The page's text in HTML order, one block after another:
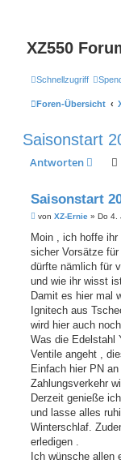
XZ550
Schnellzugriff
Foren-Übersicht
Saisonstart
Antworten
Saisonstart
B
i
r
a
von XZ-Ernie » Do 4.
Moin , ich hoffe
sicher Vorsätze
dürfte nämlich für
und wie ihr wisst
Damit es hier mal
Ignitech aus
wird hier auch
Was die Edelstahl
Ventile angeht ,
Einfach hier PN
Zahlungsverkehr
Derzeit genieße
und lasse alles
Winterschlaf.
erledigen .
Ich wünsche allen